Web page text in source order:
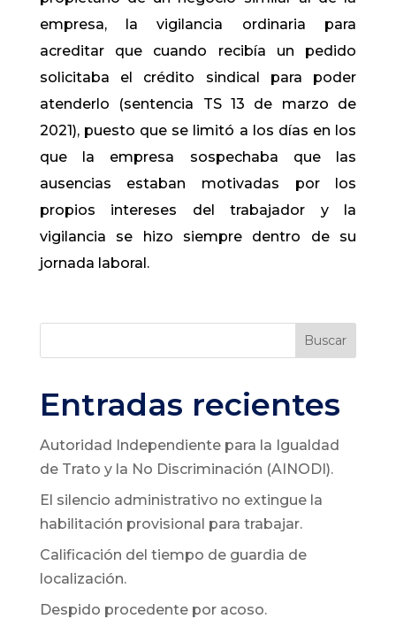
empresa, la vigilancia ordinaria para
acreditar que cuando recibía un pedido
solicitaba el crédito sindical para poder
atenderlo (sentencia TS 13 de marzo de
2021), puesto que se limitó a los días en los
que la empresa sospechaba que las
ausencias estaban motivadas por los
propios intereses del trabajador y la
vigilancia se hizo siempre dentro de su
jornada laboral.
Buscar
Entradas recientes
Autoridad Independiente para la Igualdad
de Trato y la No Discriminación (AINODI).
El silencio administrativo no extingue la
habilitación provisional para trabajar.
Calificación del tiempo de guardia de
localización.
Despido procedente por acoso.